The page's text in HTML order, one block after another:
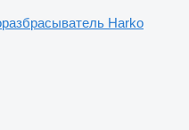
Harko